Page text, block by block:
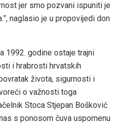
jer smo pozvani ispuniti je
naglasio je u propovijedi don
1992. godine ostaje trajni
i hrabrosti hrvatskih
života, sigurnosti i
o važnosti toga
Stoca Stjepan Bošković
s ponosom čuva uspomenu